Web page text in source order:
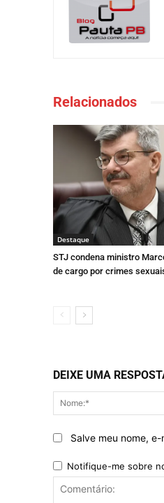
Relacionados
Destaque
STJ condena ministro
de cargo por crimes
DEIXE UMA
Salve meu nome,
Notifique-me sobre